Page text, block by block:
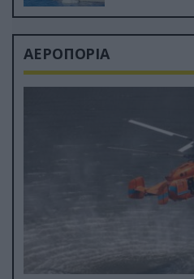
ΑΕΡΟΠΟΡΙΑ